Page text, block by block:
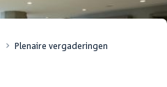
Plenaire vergaderingen